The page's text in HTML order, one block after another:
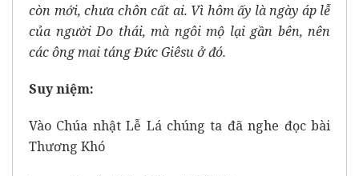
còn mới, chưa chôn cất ai. Vì hôm ấy là ngày áp lễ
của người Do thái, mà ngôi mộ lại gần bên, nên
các ông mai táng Đức Giêsu ở đó.
Suy niệm:
Vào Chúa nhật Lễ Lá chúng ta đã nghe đọc bài
Thương Khó